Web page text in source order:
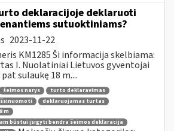
deklaracijoje deklaruoti
sutuoktiniams?
2023-11-22
KM1285 Ši informacija skelbiama:
I. Nuolatiniai Lietuvos gyventojai
sulaukę 18 m....
šeimos narys
turto deklaravimas
deklaruojamas turtas
m
būstui įsigyti bendra šeimos deklaracija